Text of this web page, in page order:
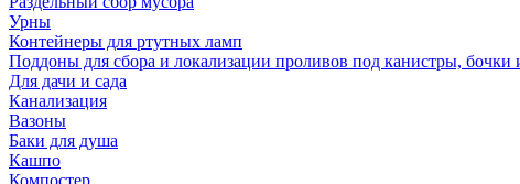
Урны
Контейнеры для ртутных ламп
Поддоны для сбора и локализации проливов под канистры, бочки
Для дачи и сада
Канализация
Вазоны
Баки для душа
Кашпо
Компостер